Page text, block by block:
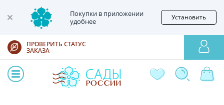
Покупки в приложении
удобнее
Установить
ПРОВЕРИТЬ СТАТУС
ЗАКАЗА